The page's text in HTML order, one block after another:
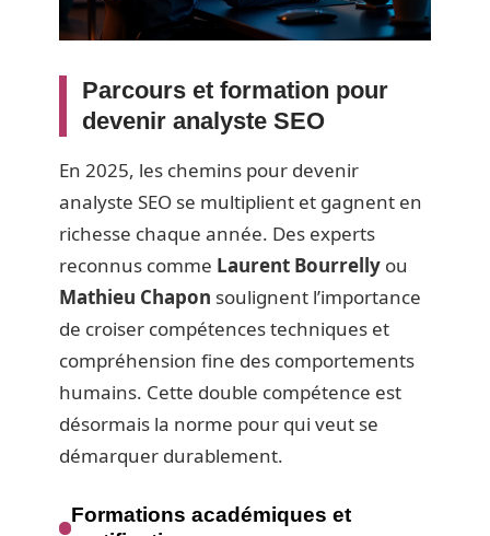
Parcours et formation pour
devenir analyste SEO
En 2025, les chemins pour devenir
analyste SEO se multiplient et gagnent en
richesse chaque année. Des experts
reconnus comme Laurent Bourrelly ou
Mathieu Chapon soulignent l’importance
de croiser compétences techniques et
compréhension fine des comportements
humains. Cette double compétence est
désormais la norme pour qui veut se
démarquer durablement.
Formations académiques et